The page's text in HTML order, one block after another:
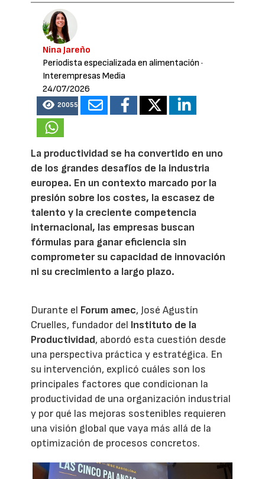
Nina Jareño
Periodista especializada en alimentación ·
Interempresas Media
24/07/2026
20055
La productividad se ha convertido en uno
de los grandes desafíos de la industria
europea. En un contexto marcado por la
presión sobre los costes, la escasez de
talento y la creciente competencia
internacional, las empresas buscan
fórmulas para ganar eficiencia sin
comprometer su capacidad de innovación
ni su crecimiento a largo plazo.
Durante el Forum amec, José Agustín
Cruelles, fundador del Instituto de la
Productividad, abordó esta cuestión desde
una perspectiva práctica y estratégica. En
su intervención, explicó cuáles son los
principales factores que condicionan la
productividad de una organización industrial
y por qué las mejoras sostenibles requieren
una visión global que vaya más allá de la
optimización de procesos concretos.